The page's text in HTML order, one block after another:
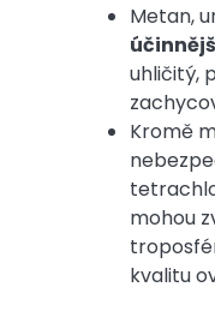
Metan,
uhličitý,
Kromě
mohou
kvalitu